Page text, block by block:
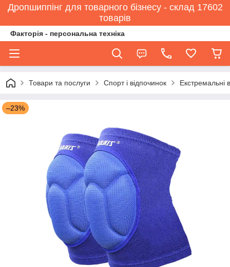
Дропшиппінг для товарного бізнесу - склад 17602
товарів
Факторія - персональна техніка
Товари та послуги Спорт і відпочинок Екстремальні
–23%